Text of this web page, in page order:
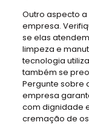
Outro aspecto
empresa.
se elas
limpeza e
tecnologia
também se
Pergunte sobre
empresa
com dignidade
cremação de